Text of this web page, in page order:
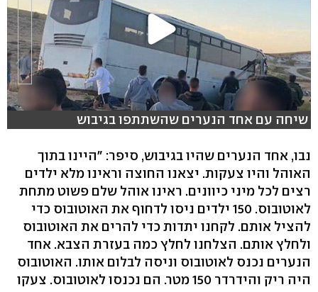
שיחה עם אחד הנערים שהשתתפו בגיבוש
נבו, אחד הנערים שהיו בגיבוש, סיפר: "היינו בתוך
האוהל והיו צעקות. יצאנו החוצה וראינו מלא ילדים
רצים לכל מיני כיוונים. ראינו אוהל שלם פשוט מתחת
לאוטובוס. 150 ילדים ניסו לדחוף את האוטובוס כדי
להציל אותם. לקחנו יתדות כדי להרים את האוטובוס
ולחלץ אותם. הצלחנו לחלץ כמה בעזרת הצבא. אחד
הנערים נכנס לאוטובוס וניסה לבלום אותו. האוטובוס
היה ריק והידרדר 150 מטר. הם נכנסו לאוטובוס. צעקו